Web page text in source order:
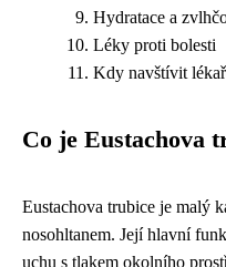
Hydratace a
Léky proti bolesti
Kdy navštívit
Co je Eustachova
Eustachova trubice je malý
nosohltanem. Její hlavní
uchu s tlakem okolního